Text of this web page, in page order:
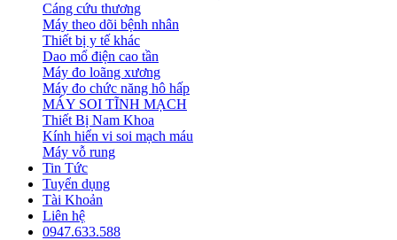
Cáng cứu thương
Máy theo dõi bệnh nhân
Thiết bị y tế khác
Dao mổ điện cao tần
Máy đo loãng xương
Máy đo chức năng hô hấp
MÁY SOI TĨNH MẠCH
Thiết Bị Nam Khoa
Kính hiển vi soi mạch máu
Máy vỗ rung
Tin Tức
Tuyển dụng
Tài Khoản
Liên hệ
0947.633.588